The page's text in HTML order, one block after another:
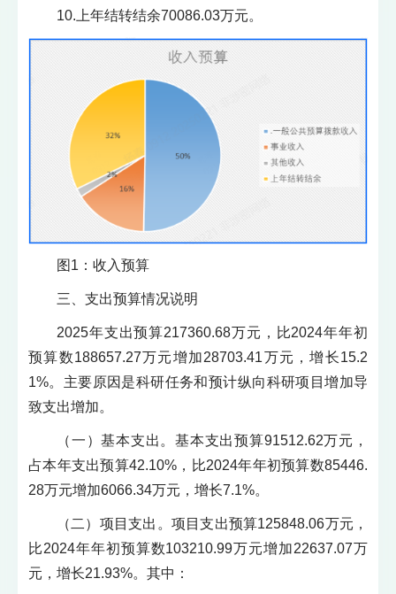
10.上年结转结余70086.03万元。
图1：收入预算
三、支出预算情况说明
2025年支出预算217360.68万元，比2024年年初
预算数188657.27万元增加28703.41万元，增长15.2
1%。主要原因是科研任务和预计纵向科研项目增加导
致支出增加。
（一）基本支出。基本支出预算91512.62万元，
占本年支出预算42.10%，比2024年年初预算数85446.
28万元增加6066.34万元，增长7.1%。
（二）项目支出。项目支出预算125848.06万元，
比2024年年初预算数103210.99万元增加22637.07万
元，增长21.93%。其中：